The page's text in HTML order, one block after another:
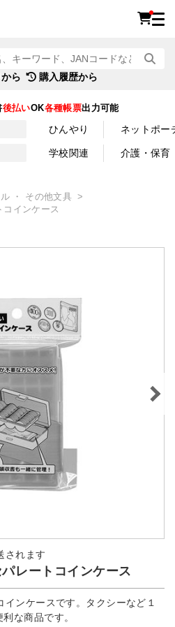
ら 購入履歴から
後払いOK各種帳票出力可能
ひんやり ネットポー
学校関連 介護・保育
・ その他文具
インケース
されます
レートコインケース
ンケースです。タクシーなど１
な商品です。